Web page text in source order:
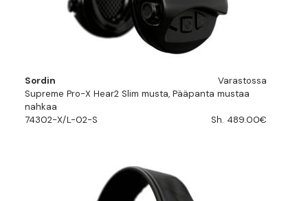
Sordin
Varastossa
Supreme Pro-X Hear2 Slim musta, Pääpanta mustaa
nahkaa
74302-X/L-02-S
Sh. 489.00€